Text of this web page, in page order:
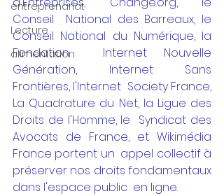
entreprenariat
Lecture
alimentation
Conseil  National des Barreaux, le
Conseil National du Numérique, la
Fondation  Internet Nouvelle
Génération, Internet Sans
Frontières, l'Internet  Society France,
La Quadrature du Net, la Ligue des
Droits de l'Homme, le  Syndicat des
Avocats de France, et Wikimédia
France portent un  appel collectif à
préserver nos droits fondamentaux
dans l'espace public  en ligne.